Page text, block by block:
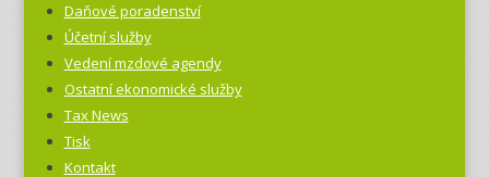
Daňové poradenství
Účetní služby
Vedení mzdové agendy
Ostatní ekonomické služby
Tax News
Tisk
Kontakt